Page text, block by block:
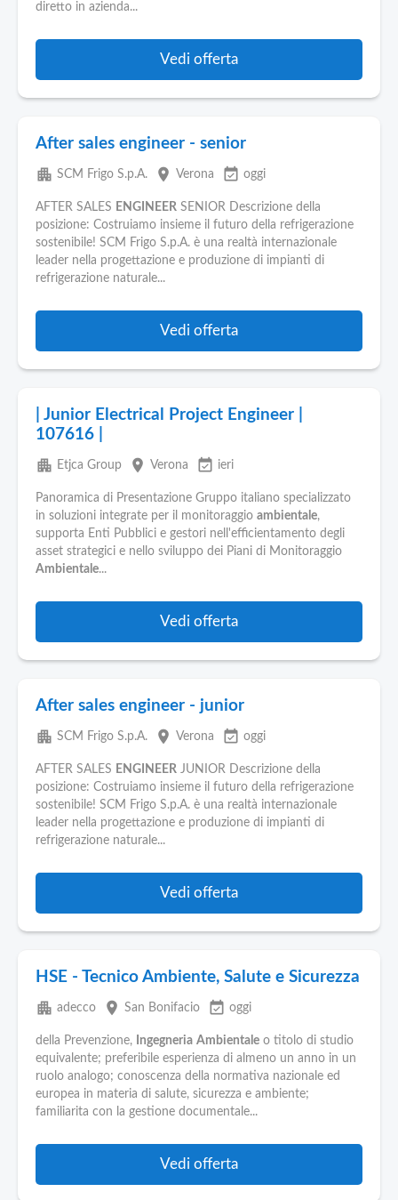
diretto in azienda...
Vedi offerta
After sales engineer - senior
apartment SCM Frigo S.p.A. place Verona event_available oggi
AFTER SALES ENGINEER SENIOR Descrizione della
posizione: Costruiamo insieme il futuro della refrigerazione
sostenibile! SCM Frigo S.p.A. è una realtà internazionale
leader nella progettazione e produzione di impianti di
refrigerazione naturale...
Vedi offerta
| Junior Electrical Project Engineer |
107616 |
apartment Etjca Group place Verona event_available ieri
Panoramica di Presentazione Gruppo italiano specializzato
in soluzioni integrate per il monitoraggio ambientale,
supporta Enti Pubblici e gestori nell'efficientamento degli
asset strategici e nello sviluppo dei Piani di Monitoraggio
Ambientale...
Vedi offerta
After sales engineer - junior
apartment SCM Frigo S.p.A. place Verona event_available oggi
AFTER SALES ENGINEER JUNIOR Descrizione della
posizione: Costruiamo insieme il futuro della refrigerazione
sostenibile! SCM Frigo S.p.A. è una realtà internazionale
leader nella progettazione e produzione di impianti di
refrigerazione naturale...
Vedi offerta
HSE - Tecnico Ambiente, Salute e Sicurezza
apartment adecco place San Bonifacio event_available oggi
della Prevenzione, Ingegneria Ambientale o titolo di studio
equivalente; preferibile esperienza di almeno un anno in un
ruolo analogo; conoscenza della normativa nazionale ed
europea in materia di salute, sicurezza e ambiente;
familiarita con la gestione documentale...
Vedi offerta